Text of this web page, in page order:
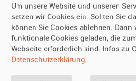
Vermieten
Oldtimer anmelden
Fotos senden
Fragen für Vermieter
Hilfe
So
Um unsere Website und unseren
setzen wir Cookies ein. Sollten Sie
können Sie Cookies ablehnen. Dann
funktionale Cookies geladen, die
Webseite erforderlich sind. Infos zu
Datenschutzerklärung.